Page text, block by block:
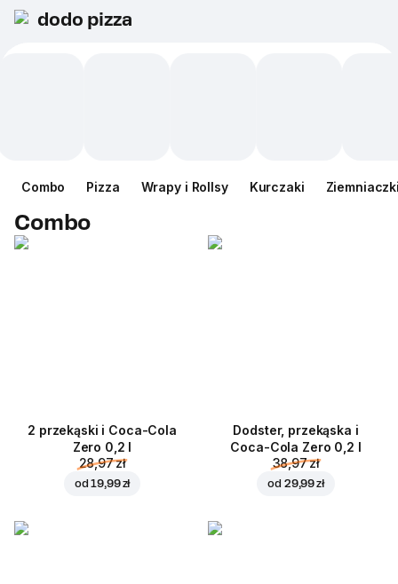
dodo pizza
Сombo Pizza Wrapy i Rollsy Kurczaki
Сombo
2 przekąski i Coca-Cola
Zero 0,2 l
28,97 zł
od19,99 zł
Dodster, przekąska i
Coca-Cola Zero 0,2 l
38,97 zł
od 29,99 zł